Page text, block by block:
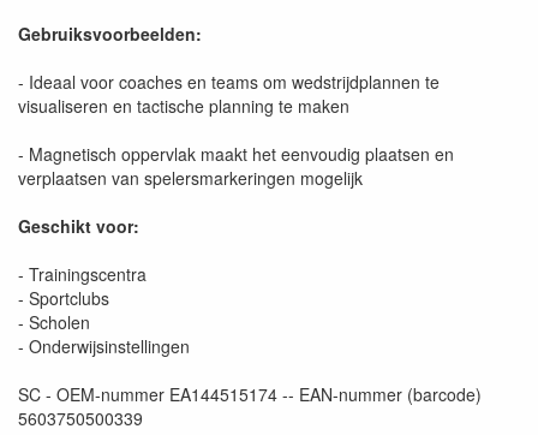
Gebruiksvoorbeelden:
- Ideaal voor coaches en teams om wedstrijdplannen te
visualiseren en tactische planning te maken
- Magnetisch oppervlak maakt het eenvoudig plaatsen en
verplaatsen van spelersmarkeringen mogelijk
Geschikt voor:
- Trainingscentra
- Sportclubs
- Scholen
- Onderwijsinstellingen
SC - OEM-nummer EA144515174 -- EAN-nummer (barcode)
5603750500339